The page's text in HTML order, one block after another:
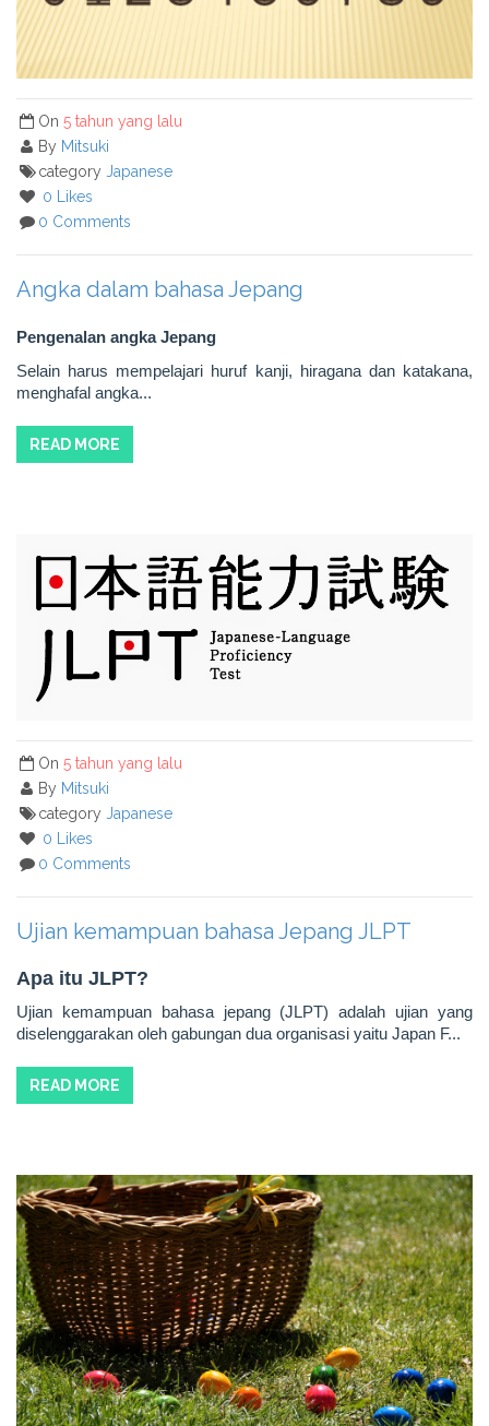
On 5 tahun yang lalu
By Mitsuki
category Japanese
0 Likes
0 Comments
Angka dalam bahasa Jepang
Pengenalan angka Jepang
Selain harus mempelajari huruf kanji, hiragana dan katakana,
menghafal angka...
READ MORE
On 5 tahun yang lalu
By Mitsuki
category Japanese
0 Likes
0 Comments
Ujian kemampuan bahasa Jepang JLPT
Apa itu JLPT?
Ujian kemampuan bahasa jepang (JLPT) adalah ujian yang
diselenggarakan oleh gabungan dua organisasi yaitu Japan F...
READ MORE